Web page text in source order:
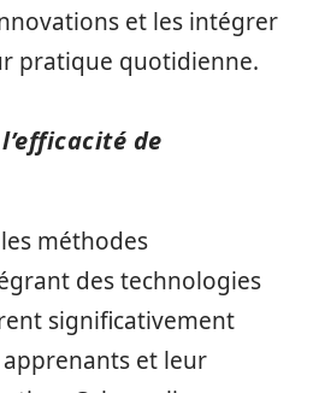
et les intégrer
pratique quotidienne.
de
méthodes
des technologies
significativement
apprenants et leur